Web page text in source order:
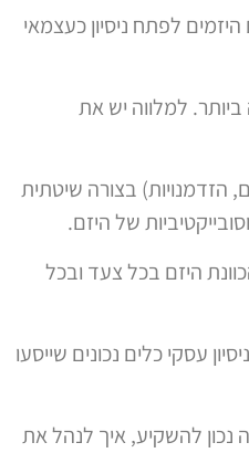
היזמים לפתח ניסיון כעצמאי
למלווה יש את
הזדמנויות) בצורה שיטתית
של היזם.
היזם בכל צעד ובכל
עסקי כלים נכונים שייסעו
נכון להשקיע, איך לנהל את